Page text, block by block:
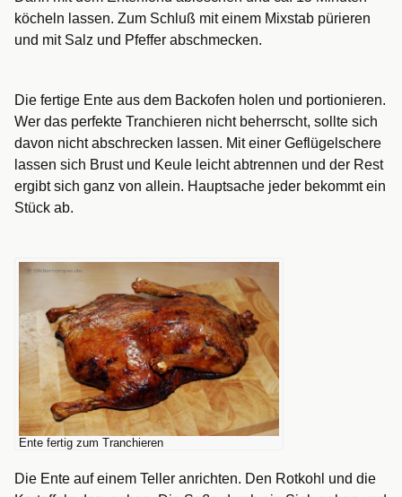
köcheln lassen. Zum Schluß mit einem Mixstab pürieren
und mit Salz und Pfeffer abschmecken.
Die fertige Ente aus dem Backofen holen und portionieren.
Wer das perfekte Tranchieren nicht beherrscht, sollte sich
davon nicht abschrecken lassen. Mit einer Geflügelschere
lassen sich Brust und Keule leicht abtrennen und der Rest
ergibt sich ganz von allein. Hauptsache jeder bekommt ein
Stück ab.
Ente fertig zum Tranchieren
Die Ente auf einem Teller anrichten. Den Rotkohl und die